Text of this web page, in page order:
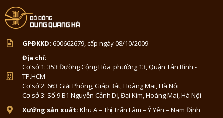
GPĐKKD: 600662679, cấp ngày 08/10/2009
Địa chỉ:
Cơ sở 1: 353 Đường Cộng Hòa, phường 13, Quận Tân Bình -
TP.HCM
Cơ sở 2: 663 Giải Phóng, Giáp Bát, Hoàng Mai, Hà Nội
Cơ sở 3: Số 9 B1 Nguyễn Cảnh Dị, Đại Kim, Hoàng Mai, Hà Nội
Xưởng sản xuất: Khu A – Thị Trấn Lâm – Ý Yên – Nam Định